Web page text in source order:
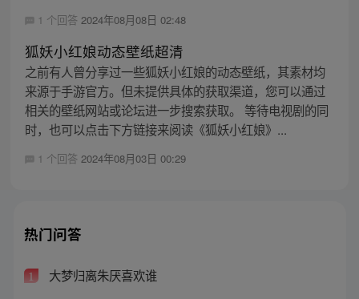
1 个回答 2024年08月08日 02:48
狐妖小红娘动态壁纸超清
之前有人曾分享过一些狐妖小红娘的动态壁纸，其素材均
来源于手游官方。但未提供具体的获取渠道，您可以通过
相关的壁纸网站或论坛进一步搜索获取。 等待电视剧的同
时，也可以点击下方链接来阅读《狐妖小红娘》...
1 个回答 2024年08月03日 00:29
热门问答
1 大梦归离朱厌喜欢谁